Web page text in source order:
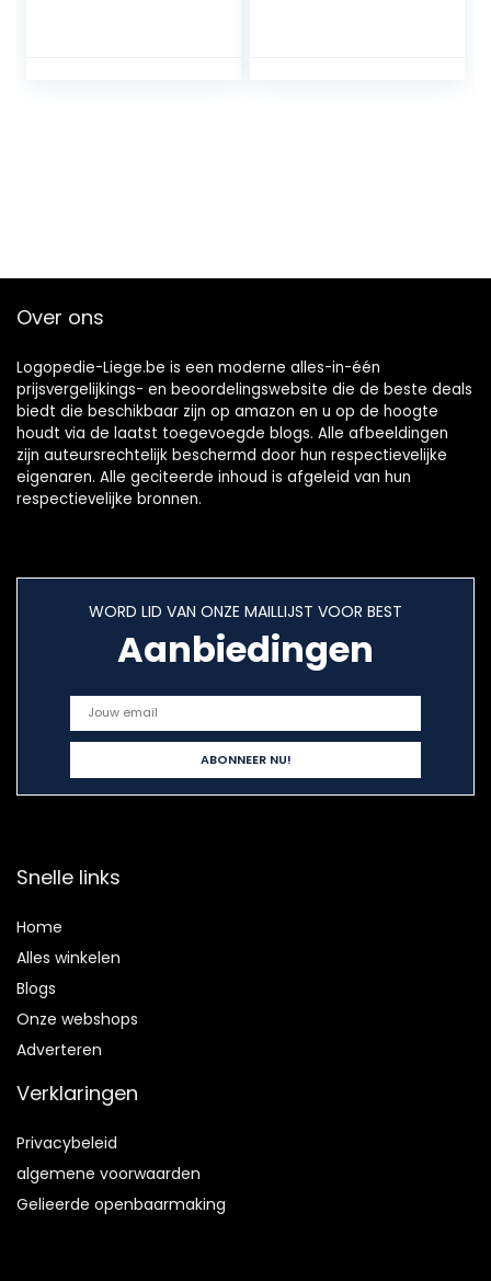
Over ons
Logopedie-Liege.be is een moderne alles-in-één
prijsvergelijkings- en beoordelingswebsite die de beste deals
biedt die beschikbaar zijn op amazon en u op de hoogte
houdt via de laatst toegevoegde blogs. Alle afbeeldingen
zijn auteursrechtelijk beschermd door hun respectievelijke
eigenaren. Alle geciteerde inhoud is afgeleid van hun
respectievelijke bronnen.
WORD LID VAN ONZE MAILLIJST VOOR BEST
Aanbiedingen
Snelle links
Home
Alles winkelen
Blogs
Onze webshops
Adverteren
Verklaringen
Privacybeleid
algemene voorwaarden
Gelieerde openbaarmaking